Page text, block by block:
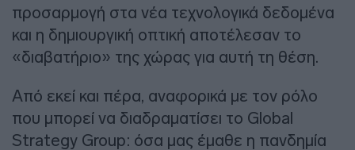
προσαρμογή στα νέα τεχνολογικά δεδομένα
και η δημιουργική οπτική αποτέλεσαν το
«διαβατήριο» της χώρας για αυτή τη θέση.
Από εκεί και πέρα, αναφορικά με τον ρόλο
που μπορεί να διαδραματίσει το Global
Strategy Group: όσα μας έμαθε η πανδημία